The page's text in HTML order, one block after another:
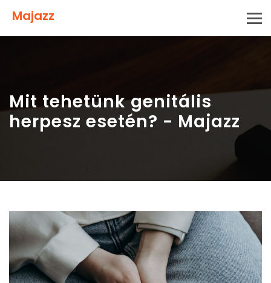
Majazz
Mit tehetünk genitális
herpesz esetén? - Majazz